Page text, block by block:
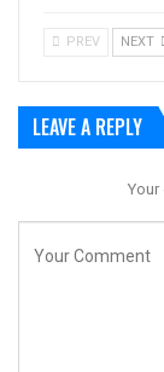
PREV NEXT
LEAVE A REPLY